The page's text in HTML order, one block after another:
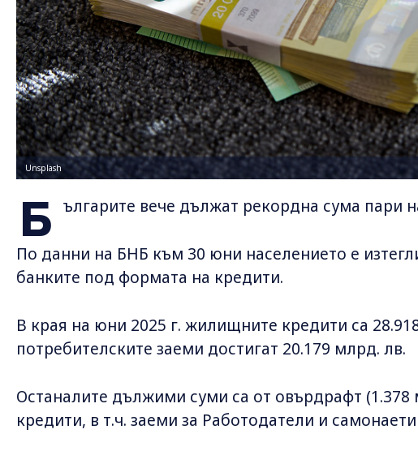
Unsplash
Б ългарите вече дължат рекордна сума пари
По данни на БНБ към 30 юни населението е
банките под формата на кредити.
В края на юни 2025 г. жилищните кредити са
потребителските заеми достигат 20.179 млрд. лв.
Останалите дължими суми са от овърдрафт (1.378
кредити, в т.ч. заеми за Работодатели и